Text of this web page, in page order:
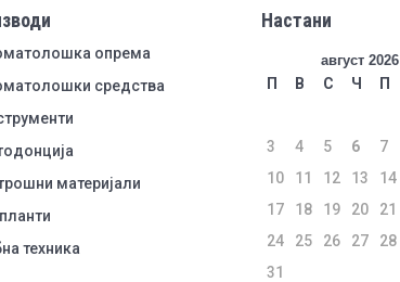
опрема
средства
материјали
техника
Настани
август 2026
П В С Ч П
3
4 5 6 7
10
11 12 13 14
17
18 19 20 21
24
25 26 27 28
31